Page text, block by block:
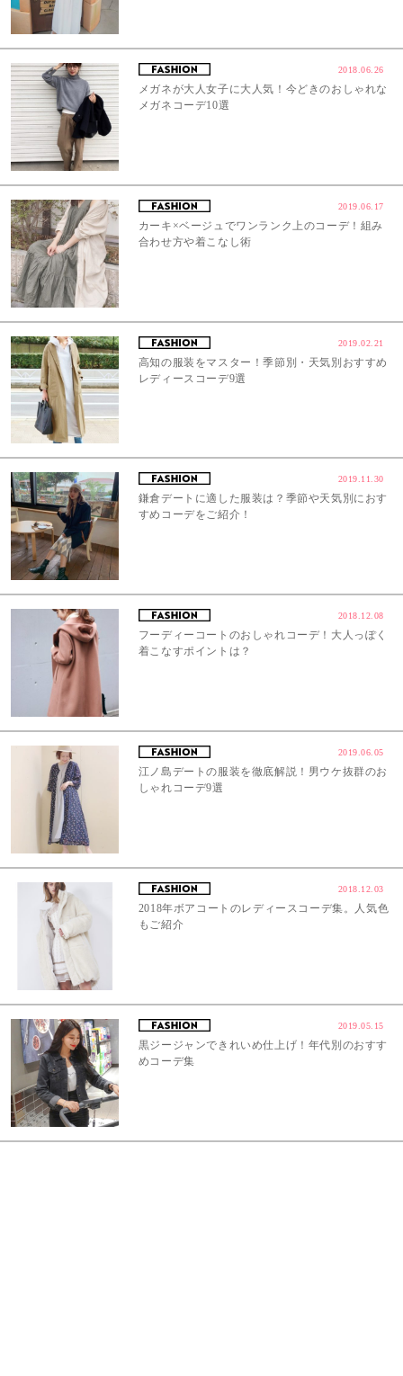
2018.06.26
メガネが大人女子に大人気！今どきのおしゃれな
メガネコーデ10選
2019.06.17
カーキ×ベージュでワンランク上のコーデ！組み
合わせ方や着こなし術
2019.02.21
高知の服装をマスター！季節別・天気別おすすめ
レディースコーデ9選
2019.11.30
鎌倉デートに適した服装は？季節や天気別におす
すめコーデをご紹介！
2018.12.08
フーディーコートのおしゃれコーデ！大人っぽく
着こなすポイントは？
2019.06.05
江ノ島デートの服装を徹底解説！男ウケ抜群のお
しゃれコーデ9選
2018.12.03
2018年ボアコートのレディースコーデ集。人気色
もご紹介
2019.05.15
黒ジージャンできれいめ仕上げ！年代別のおすす
めコーデ集